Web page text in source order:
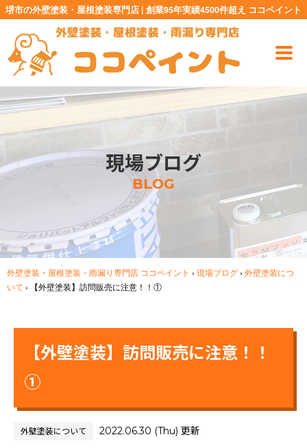
堺市の外壁塗装・屋根塗装専門店 | 創業95年実績4500件超え ココペイント
現場ブログ
BLOG
外壁塗装・屋根塗装・雨漏り専門店 ココペイント › 現場ブログ › 外壁塗装につ
いて › 【外壁塗装】訪問販売に注意！！①
【外壁塗装】訪問販売に注意！！
①
外壁塗装について 2022.06.30 (Thu) 更新